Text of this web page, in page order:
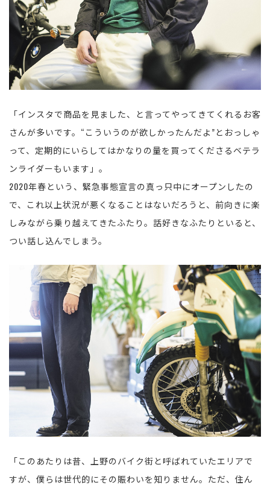
「インスタで商品を見ました、と言ってやってきてくれるお客
さんが多いです。“こういうのが欲しかったんだよ”とおっしゃ
って、定期的にいらしてはかなりの量を買ってくださるベテラ
ンライダーもいます」。
2020年春という、緊急事態宣言の真っ只中にオープンしたの
で、これ以上状況が悪くなることはないだろうと、前向きに楽
しみながら乗り越えてきたふたり。話好きなふたりといると、
つい話し込んでしまう。
「このあたりは昔、上野のバイク街と呼ばれていたエリアで
すが、僕らは世代的にその賑わいを知りません。ただ、住ん